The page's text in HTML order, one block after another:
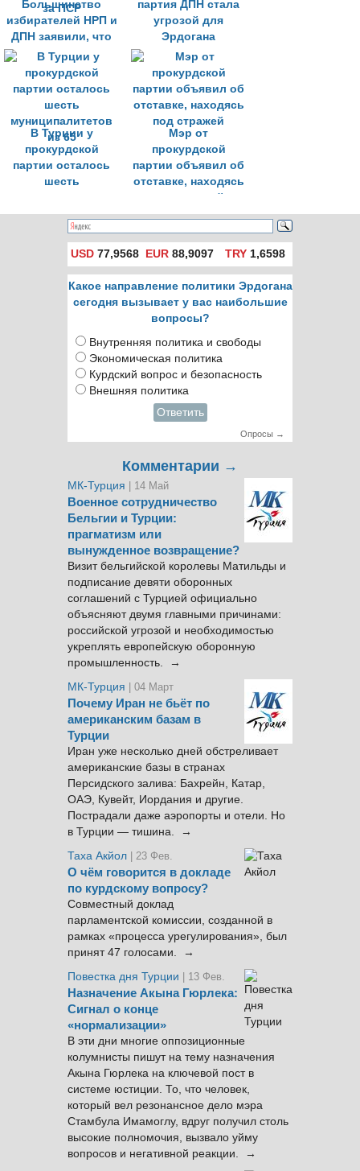
Большинство
избирателей НРП и
ДПН заявили, что
никогда не
проголосовали бы
за ПСР
партия ДПН стала
угрозой для
Эрдогана
В Турции у
прокурдской
партии осталось
шесть
из 65
Мэр от
прокурдской
партии объявил об
отставке, находясь
под стражей
USD 77,9568 EUR 88,9097 TRY1,6598
Какое направление политики Эрдогана
сегодня вызывает у вас наибольшие
вопросы?
Внутренняя политика и свободы
Экономическая политика
Курдский вопрос и безопасность
Внешняя политика
Ответить
Опросы →
Комментарии →
МК-Турция | 14 Май
Военное сотрудничество
Бельгии и Турции:
прагматизм или
вынужденное возвращение?
Визит бельгийской королевы Матильды и
подписание девяти оборонных
соглашений с Турцией официально
объясняют двумя главными причинами:
российской угрозой и необходимостью
укреплять европейскую оборонную
промышленность. →
МК-Турция
| 04 Март
Почему Иран не бьёт по
американским базам в
Турции
Иран уже несколько дней обстреливает
американские базы в странах
Персидского залива: Бахрейн, Катар,
ОАЭ, Кувейт, Иордания и другие.
Пострадали даже аэропорты и отели. Но
в Турции — тишина. →
Таха Акйол | 23 Фев.
О чём говорится в докладе
по курдскому вопросу?
Совместный доклад
парламентской комиссии, созданной в
рамках «процесса урегулирования», был
принят 47 голосами. →
Повестка дня Турции
| 13 Фев.
Назначение Акына Гюрлека:
Сигнал о конце
«нормализации»
В эти дни многие оппозиционные
колумнисты пишут на тему назначения
Акына Гюрлека на ключевой пост в
системе юстиции. То, что человек,
который вел резонансное дело мэра
Стамбула Имамоглу, вдруг получил столь
высокие полномочия, вызвало уйму
вопросов и негативной реакции. →